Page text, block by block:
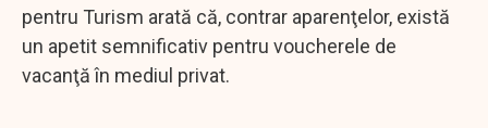
pentru Turism arată că, contrar aparenţelor, există
un apetit semnificativ pentru voucherele de
vacanţă în mediul privat.